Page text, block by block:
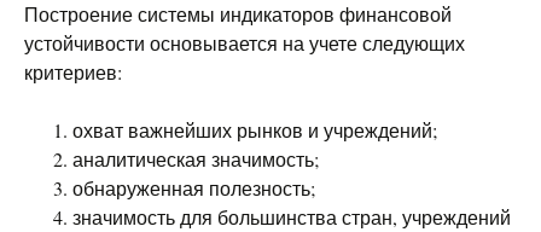
Построение системы индикаторов финансовой
устойчивости основывается на учете следующих
критериев:
охват важнейших рынков и учреждений;
аналитическая значимость;
обнаруженная полезность;
значимость для большинства стран, учреждений